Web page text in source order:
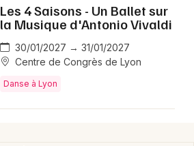
Les 4 Saisons - Un Ballet sur
la Musique d'Antonio Vivaldi
30/01/2027 → 31/01/2027
Centre de Congrès de Lyon
Danse à Lyon